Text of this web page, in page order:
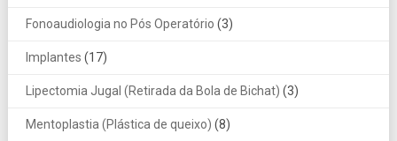
Fonoaudiologia no Pós Operatório (3)
Implantes (17)
Lipectomia Jugal (Retirada da Bola de Bichat) (3)
Mentoplastia (Plástica de queixo) (8)